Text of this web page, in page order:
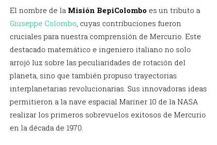
El nombre de la Misión BepiColombo es un tributo a
Giuseppe Colombo , cuyas contribuciones fueron
cruciales para nuestra comprensión de Mercurio. Este
destacado matemático e ingeniero italiano no solo
arrojó luz sobre las peculiaridades de rotación del
planeta, sino que también propuso trayectorias
interplanetarias revolucionarias. Sus innovadoras ideas
permitieron a la nave espacial Mariner 10 de la NASA
realizar los primeros sobrevuelos exitosos de Mercurio
en la década de 1970.